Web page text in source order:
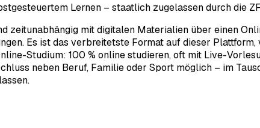
Lernen – staatlich zugelassen durch die
zeitunabhängig mit digitalen Materialien über einen
Es ist das verbreitetste Format auf dieser
Studium: 100 % online studieren, oft mit Live-
neben Beruf, Familie oder Sport möglich – im